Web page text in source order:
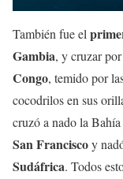
También fue el
Gambia, y cruzar
Congo, temido por
cocodrilos en sus
cruzó a nado la
San Franciscoy
Sudáfrica. Todos